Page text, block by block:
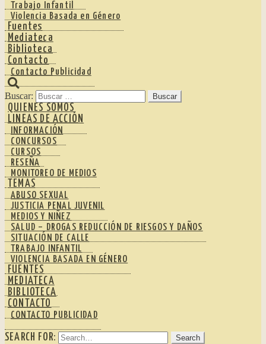
Trabajo Infantil
Violencia Basada en Género
Fuentes
Mediateca
Biblioteca
Contacto
Contacto Publicidad
Buscar:
QUIENES SOMOS
LINEAS DE ACCIÓN
INFORMACIÓN
CONCURSOS
CURSOS
RESEÑA
MONITOREO DE MEDIOS
TEMAS
ABUSO SEXUAL
JUSTICIA PENAL JUVENIL
MEDIOS Y NIÑEZ
SALUD – DROGAS REDUCCIÓN DE RIESGOS Y DAÑOS
SITUACIÓN DE CALLE
TRABAJO INFANTIL
VIOLENCIA BASADA EN GÉNERO
FUENTES
MEDIATECA
BIBLIOTECA
CONTACTO
CONTACTO PUBLICIDAD
SEARCH FOR: